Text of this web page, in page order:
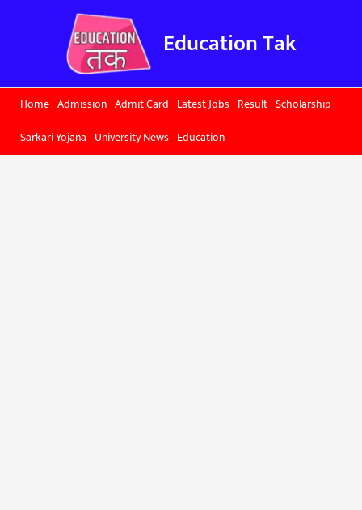
Education Tak
Home Admission Admit Card Latest Jobs Result Scholarship
Sarkari Yojana University News Education